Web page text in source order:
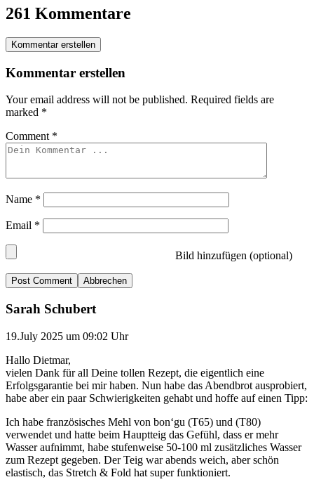
261 Kommentare
Kommentar erstellen
Kommentar erstellen
Your email address will not be published. Required fields are
marked *
Comment *
Name *
Email *
Bild hinzufügen (optional)
Abbrechen
Sarah Schubert
19.July 2025 um 09:02 Uhr
Hallo Dietmar,
vielen Dank für all Deine tollen Rezept, die eigentlich eine
Erfolgsgarantie bei mir haben. Nun habe das Abendbrot ausprobiert,
habe aber ein paar Schwierigkeiten gehabt und hoffe auf einen Tipp:
Ich habe französisches Mehl von bon‘gu (T65) und (T80)
verwendet und hatte beim Hauptteig das Gefühl, dass er mehr
Wasser aufnimmt, habe stufenweise 50-100 ml zusätzliches Wasser
zum Rezept gegeben. Der Teig war abends weich, aber schön
elastisch, das Stretch & Fold hat super funktioniert.